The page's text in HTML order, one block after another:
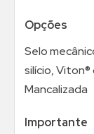
Opções
Selo
silício,
Mancalizada
Importante